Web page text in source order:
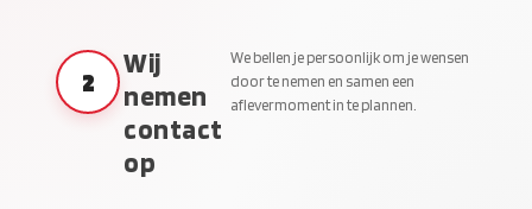
2
Wij
nemen
contact
op
We bellen je persoonlijk om je wensen
door te nemen en samen een
aflevermoment in te plannen.